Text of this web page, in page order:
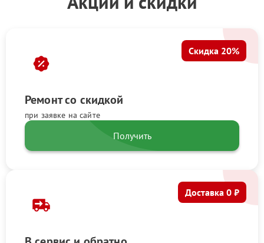
Ремонт со скидкой
при заявке на сайте
Скидка 20%
Получить
Доставка 0 ₽